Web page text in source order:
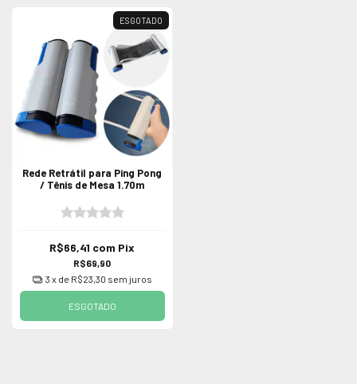
ESGOTADO
Rede Retrátil para Ping Pong
/ Tênis de Mesa 1.70m
R$69,90
R$66,41 com Pix
3 x de R$23,30 sem juros
ESGOTADO